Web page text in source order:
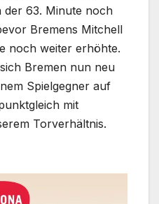
der 63. Minute noch
Bremens Mitchell
noch weiter erhöhte.
Bremen nun neu
Spielgegner auf
mit
Torverhältnis.